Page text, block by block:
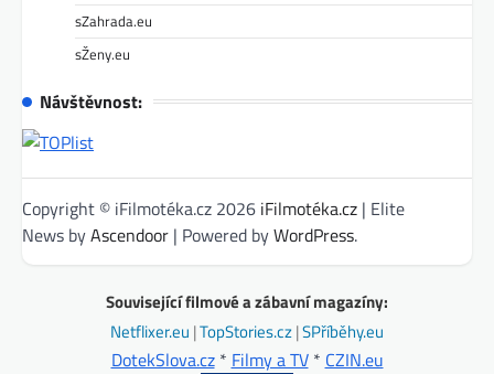
sZahrada.eu
sŽeny.eu
Návštěvnost:
Copyright © iFilmotéka.cz 2026 iFilmotéka.cz | Elite
News byAscendoor | Powered byWordPress.
Související filmové a zábavní magazíny:
Netflixer.eu |TopStories.cz|SPříběhy.eu
DotekSlova.cz* Filmy a TV* CZIN.eu